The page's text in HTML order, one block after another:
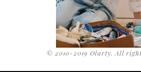
© 2010-2019 Olarty. All